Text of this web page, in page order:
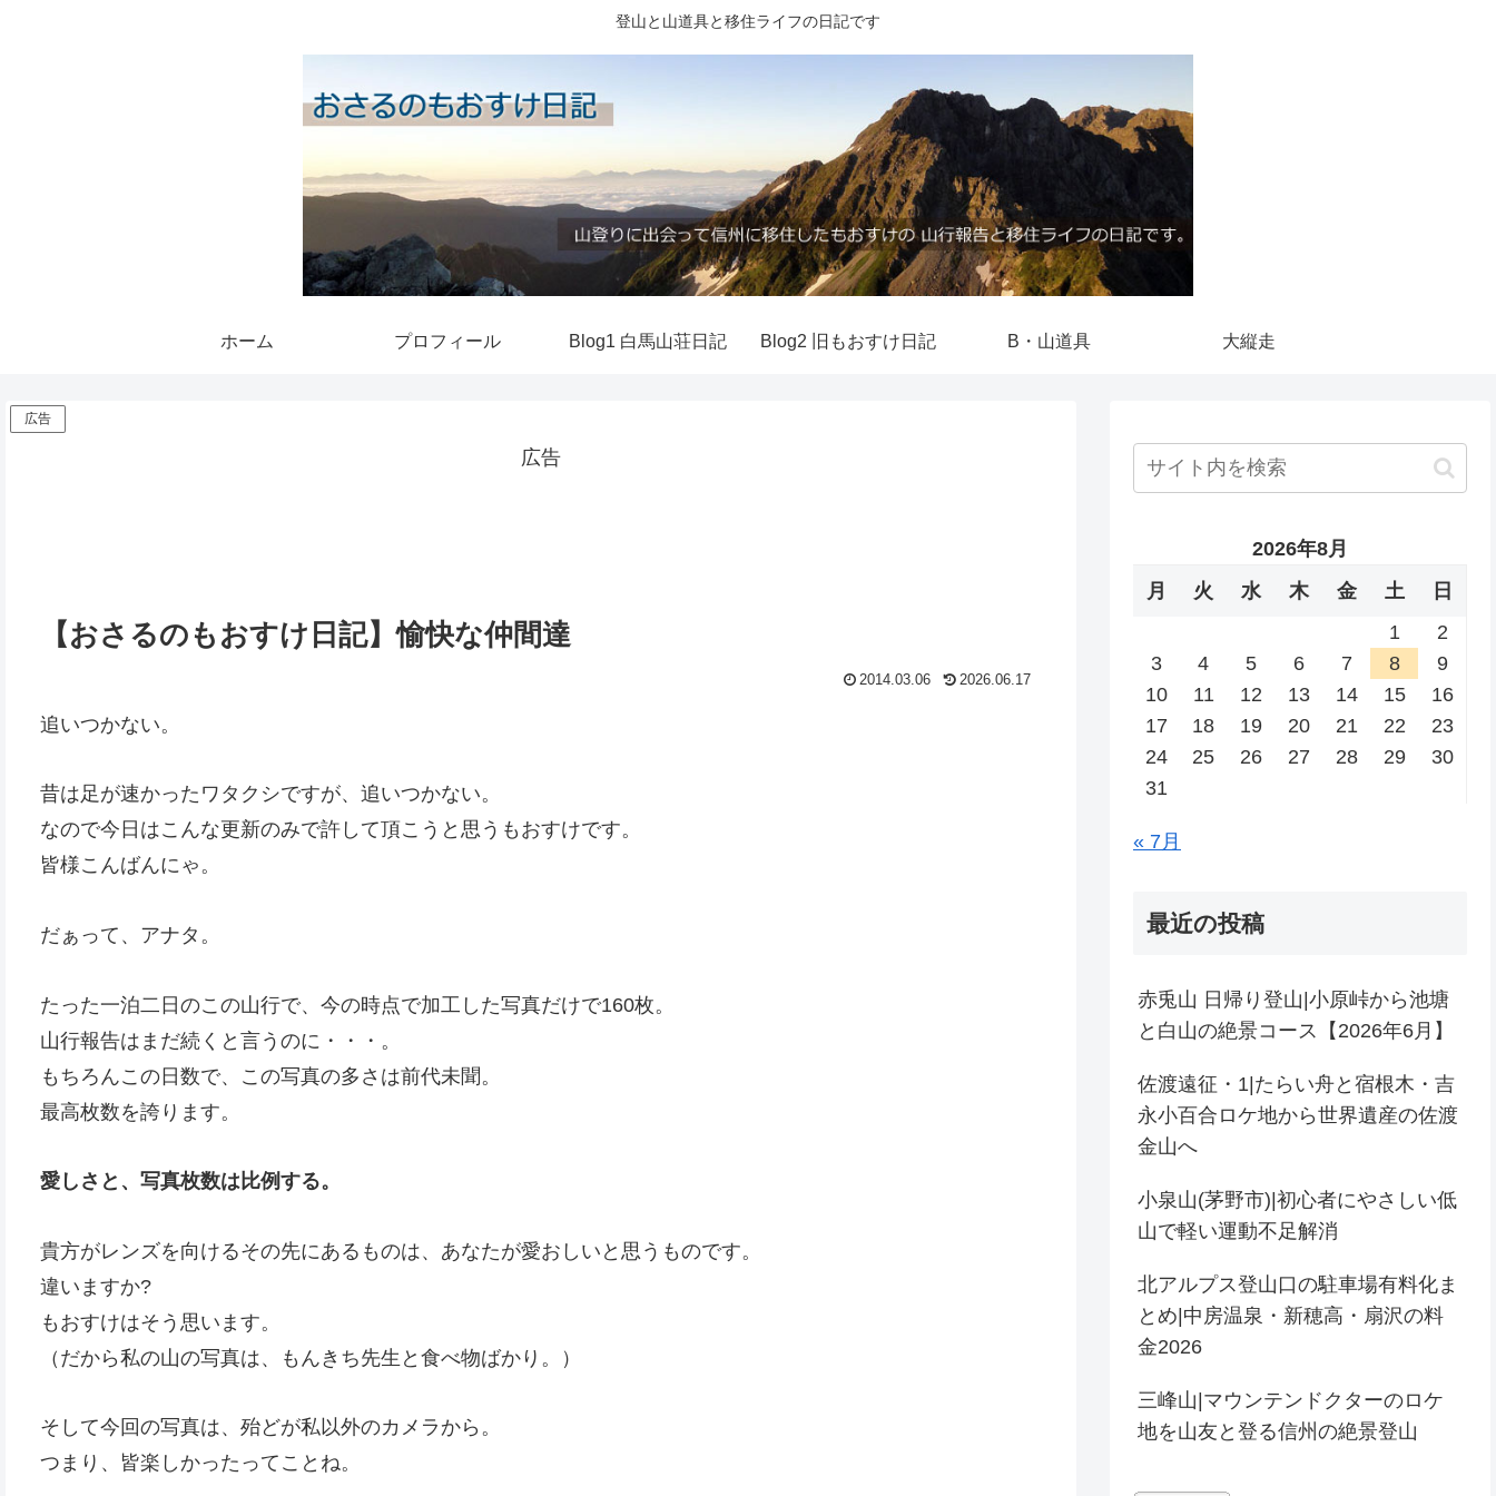
登山と山道具と移住ライフの日記です
ホーム プロフィール Blog1 白馬山荘日記 Blog2 旧もおすけ日記 B・山道具 大縦走
広告
広告
【おさるのもおすけ日記】愉快な仲間達
2014.03.06 2026.06.17
追いつかない。
昔は足が速かったワタクシですが、追いつかない。
なので今日はこんな更新のみで許して頂こうと思うもおすけです。
皆様こんばんにゃ。
だぁって、アナタ。
たった一泊二日のこの山行で、今の時点で加工した写真だけで160枚。
山行報告はまだ続くと言うのに・・・。
もちろんこの日数で、この写真の多さは前代未聞。
最高枚数を誇ります。
愛しさと、写真枚数は比例する。
貴方がレンズを向けるその先にあるものは、あなたが愛おしいと思うものです。
違いますか?
もおすけはそう思います。
（だから私の山の写真は、もんきち先生と食べ物ばかり。）
そして今回の写真は、殆どが私以外のカメラから。
つまり、皆楽しかったってことね。
2026年8月
月
火 水 木 金 土
日
1
2
3
4 5 6 7 8
9
10
11 12 13 14 15
16
17
18 19 20 21 22
23
24
25 26 27 28 29
30
31
« 7月
最近の投稿
赤兎山 日帰り登山|小原峠から池塘
と白山の絶景コース【2026年6月】
佐渡遠征・1|たらい舟と宿根木・吉
永小百合ロケ地から世界遺産の佐渡
金山へ
小泉山(茅野市)|初心者にやさしい低
山で軽い運動不足解消
北アルプス登山口の駐車場有料化ま
とめ|中房温泉・新穂高・扇沢の料
金2026
三峰山|マウンテンドクターのロケ
地を山友と登る信州の絶景登山